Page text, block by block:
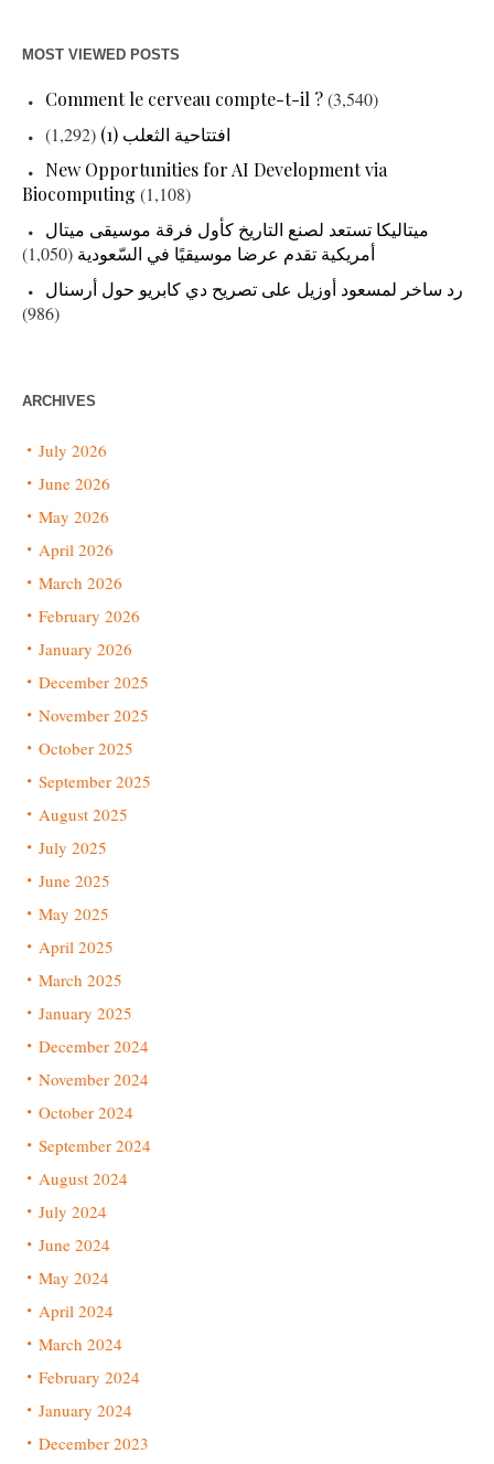
MOST VIEWED POSTS
Comment le cerveau compte-t-il ?(3,540)
افتتاحية الثعلب (1)
(1,292)
New Opportunities for AI Development via
Biocomputing (1,108)
ميتاليكا تستعد لصنع التاريخ كأول فرقة موسيقى ميتال
أمريكية تقدم عرضا موسيقيًا في السّعودية (1,050)
رد ساخر لمسعود أوزيل على تصريح دي كابريو حول أرسنال
(986)
ARCHIVES
July 2026
June 2026
May 2026
April 2026
March 2026
February 2026
January 2026
December 2025
November 2025
October 2025
September 2025
August 2025
July 2025
June 2025
May 2025
April 2025
March 2025
January 2025
December 2024
November 2024
October 2024
September 2024
August 2024
July 2024
June 2024
May 2024
April 2024
March 2024
February 2024
January 2024
December 2023